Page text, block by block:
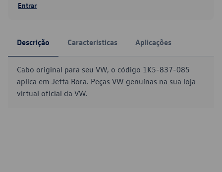
Entrar
Descrição Características Aplicações
Cabo original para seu VW, o código 1K5-837-085
aplica em Jetta Bora. Peças VW genuínas na sua loja
virtual oficial da VW.